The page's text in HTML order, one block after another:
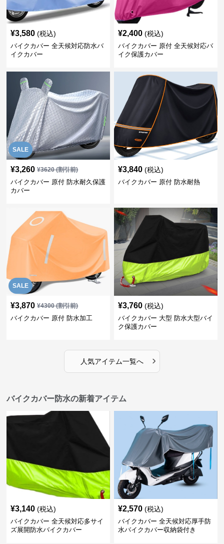
¥3,580 (税込)
バイクカバー 全天候対応防水バ
イクカバー
¥2,400 (税込)
バイクカバー 原付 全天候対応バ
イク保護カバー
SALE
¥3,260 ¥3620(割引前)
バイクカバー 原付 防水耐久保護
カバー
¥3,840 (税込)
バイクカバー 原付 防水耐熱
SALE
¥3,870 ¥4300(割引前)
バイクカバー 原付 防水加工
¥3,760 (税込)
バイクカバー 大型 防水大型バイ
ク保護カバー
人気アイテム一覧へ ›
バイクカバー防水の新着アイテム
¥3,140 (税込)
バイクカバー 全天候対応多サイ
ズ展開防水バイクカバー
¥2,570 (税込)
バイクカバー 全天候対応厚手防
水バイクカバー収納袋付き